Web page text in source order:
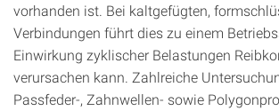
vorhanden ist. Bei kaltgefügten,
Verbindungen führt dies zu einem
Einwirkung zyklischer Belastungen
verursachen kann. Zahlreiche
Passfeder-, Zahnwellen- sowie